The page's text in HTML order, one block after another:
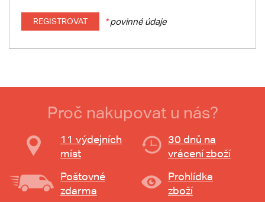
REGISTROVAT *povinné údaje
Proč nakupovat u nás?
11 výdejních
míst
30 dnů na
vrácení zboží
Poštovné
zdarma
Prohlídka
zboží